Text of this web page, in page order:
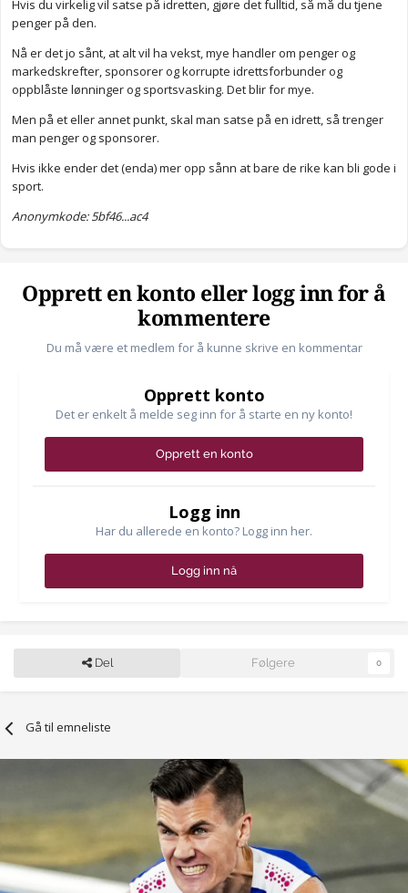
Hvis du virkelig vil satse på idretten, gjøre det fulltid, så må du tjene
penger på den.
Nå er det jo sånt, at alt vil ha vekst, mye handler om penger og
markedskrefter, sponsorer og korrupte idrettsforbunder og
oppblåste lønninger og sportsvasking. Det blir for mye.
Men på et eller annet punkt, skal man satse på en idrett, så trenger
man penger og sponsorer.
Hvis ikke ender det (enda) mer opp sånn at bare de rike kan bli gode i
sport.
Anonymkode: 5bf46...ac4
Opprett en konto eller logg inn for å
kommentere
Du må være et medlem for å kunne skrive en kommentar
Opprett konto
Det er enkelt å melde seg inn for å starte en ny konto!
Opprett en konto
Logg inn
Har du allerede en konto? Logg inn her.
Logg inn nå
Del Følgere 0
Gå til emneliste